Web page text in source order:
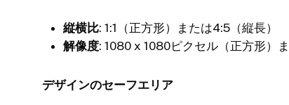
縦横比: 1:1（正方形）または4:5（縦長）
解像度: 1080 x 1080ピクセル（正方形）
デザインのセーフエリア